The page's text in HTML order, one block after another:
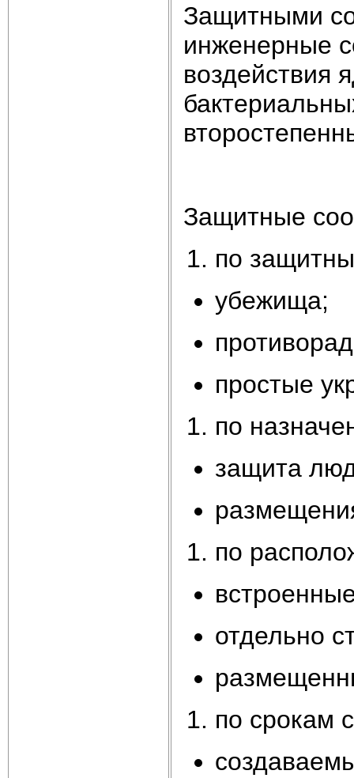
Защитными
инженерные
воздействия
Защитные
по
убежища;
простые
по
защита
по
отдельно
по срокам